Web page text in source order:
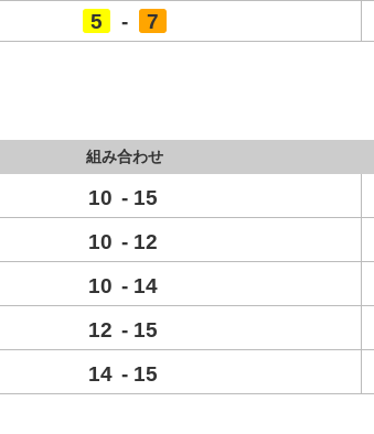
5 - 7
組み合わせ
10 - 15
10 - 12
10 - 14
12 - 15
14 - 15